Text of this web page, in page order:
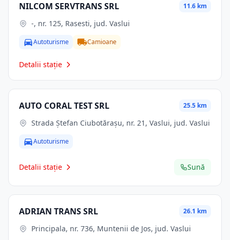
NILCOM SERVTRANS SRL 11.6 km
-, nr. 125, Rasesti, jud. Vaslui
Autoturisme Camioane
Detalii stație
AUTO CORAL TEST SRL 25.5 km
Strada Ștefan Ciubotărașu, nr. 21, Vaslui, jud. Vaslui
Autoturisme
Detalii stație Sună
ADRIAN TRANS SRL 26.1 km
Principala, nr. 736, Muntenii de Jos, jud. Vaslui